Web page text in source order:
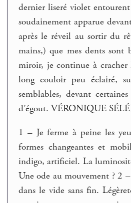
dernier liseré violet
soudainement apparue
après le réveil au sortir du
mains,) que mes dents sont
miroir, je continue à cracher
long couloir peu éclairé,
semblables, devant
d’égout. VÉRONIQUE
1 – Je ferme à peine les
formes changeantes et
indigo, artificiel. La
Une ode au mouvement ? 2
dans le vide sans fin.